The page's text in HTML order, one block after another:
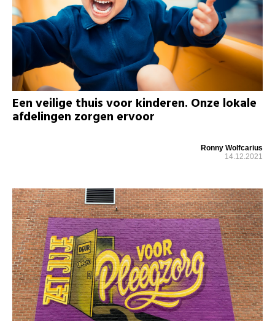
Een veilige thuis voor kinderen. Onze lokale
afdelingen zorgen ervoor
Ronny Wolfcarius
14.12.2021